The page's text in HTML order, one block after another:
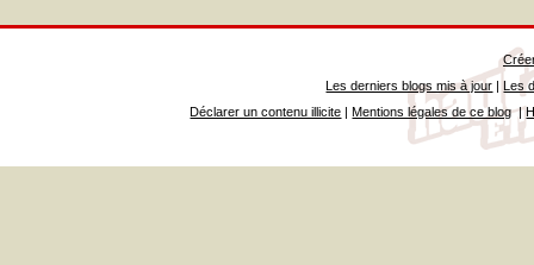
Les derniers blogs mis à jour |Les
Déclarer un contenu illicite |Mentions légales de ce blog|